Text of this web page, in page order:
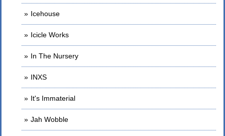
Icehouse
Icicle Works
In The Nursery
INXS
It's Immaterial
Jah Wobble